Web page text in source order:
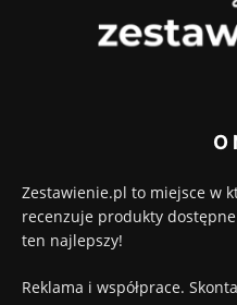
O
Zestawienie.pl to miejsce w
recenzuje produkty
ten najlepszy!
Reklama i współprace.